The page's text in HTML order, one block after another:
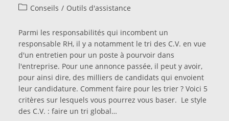
PostConseils / Outils d'assistance
Parmi les responsabilités qui incombent un
responsable RH, il y a notamment le tri des C.V. en vue
d'un entretien pour un poste à pourvoir dans
l'entreprise. Pour une annonce passée, il peut y avoir,
pour ainsi dire, des milliers de candidats qui envoient
leur candidature. Comment faire pour les trier ? Voici 5
critères sur lesquels vous pourrez vous baser. Le style
des C.V. : faire un tri global…